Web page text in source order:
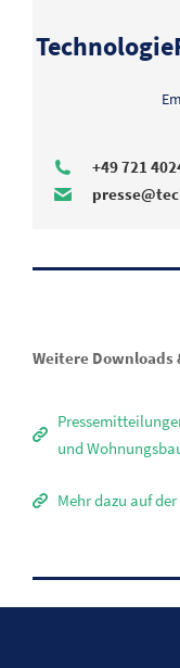
+49 721
Weitere Downloads
und
Mehr dazu auf